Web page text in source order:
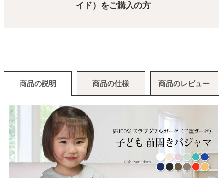
イド）をご購入の方
商品の説明 商品の仕様 商品のレビュー